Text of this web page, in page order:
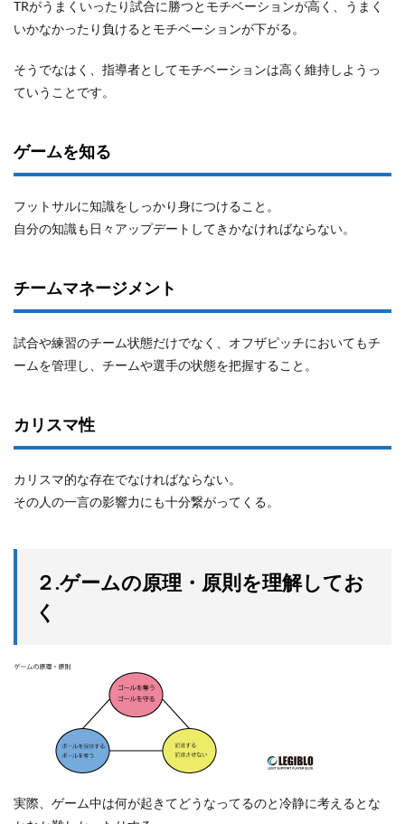
TRがうまくいったり試合に勝つとモチベーションが高く、うまく
いかなかったり負けるとモチベーションが下がる。
そうでなはく、指導者としてモチベーションは高く維持しようっ
ていうことです。
ゲームを知る
フットサルに知識をしっかり身につけること。
自分の知識も日々アップデートしてきかなければならない。
チームマネージメント
試合や練習のチーム状態だけでなく、オフザピッチにおいてもチ
ームを管理し、チームや選手の状態を把握すること。
カリスマ性
カリスマ的な存在でなければならない。
その人の一言の影響力にも十分繋がってくる。
２.ゲームの原理・原則を理解してお
く
実際、ゲーム中は何が起きてどうなってるのと冷静に考えるとな